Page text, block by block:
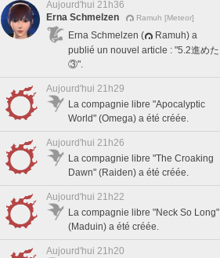
Aujourd'hui 21h36
Erna Schmelzen
Ramuh [Meteor]
Erna Schmelzen (
Ramuh) a
publié un nouvel article : "5.2進めた
③".
Aujourd'hui 21h29
La compagnie libre "Apocalyptic
World" (Omega) a été créée.
Aujourd'hui 21h26
La compagnie libre "The Croaking
Dawn" (Raiden) a été créée.
Aujourd'hui 21h22
La compagnie libre "Neck So Long"
(Maduin) a été créée.
Aujourd'hui 21h20